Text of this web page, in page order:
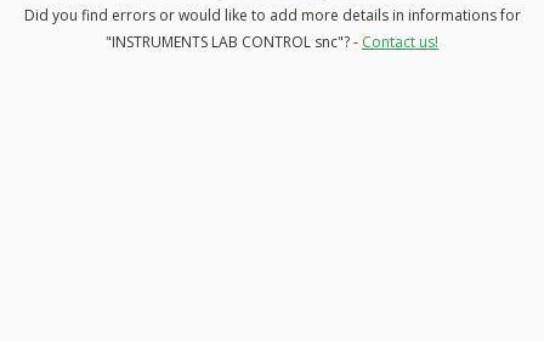
Did you find errors or would like to add more details in informations for
"INSTRUMENTS LAB CONTROL snc"? - Contact us!